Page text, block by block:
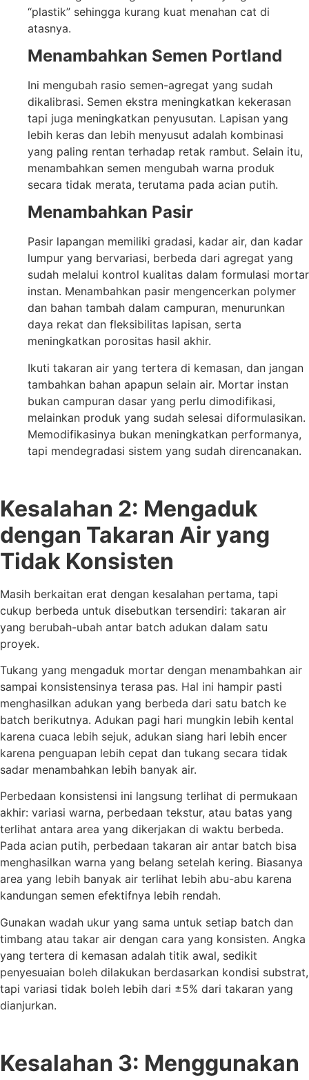
“plastik” sehingga kurang kuat menahan cat di
atasnya.
Menambahkan Semen Portland
Ini mengubah rasio semen-agregat yang sudah
dikalibrasi. Semen ekstra meningkatkan kekerasan
tapi juga meningkatkan penyusutan. Lapisan yang
lebih keras dan lebih menyusut adalah kombinasi
yang paling rentan terhadap retak rambut. Selain itu,
menambahkan semen mengubah warna produk
secara tidak merata, terutama pada acian putih.
Menambahkan Pasir
Pasir lapangan memiliki gradasi, kadar air, dan kadar
lumpur yang bervariasi, berbeda dari agregat yang
sudah melalui kontrol kualitas dalam formulasi mortar
instan. Menambahkan pasir mengencerkan polymer
dan bahan tambah dalam campuran, menurunkan
daya rekat dan fleksibilitas lapisan, serta
meningkatkan porositas hasil akhir.
Ikuti takaran air yang tertera di kemasan, dan jangan
tambahkan bahan apapun selain air. Mortar instan
bukan campuran dasar yang perlu dimodifikasi,
melainkan produk yang sudah selesai diformulasikan.
Memodifikasinya bukan meningkatkan performanya,
tapi mendegradasi sistem yang sudah direncanakan.
Kesalahan 2: Mengaduk
dengan Takaran Air yang
Tidak Konsisten
Masih berkaitan erat dengan kesalahan pertama, tapi
cukup berbeda untuk disebutkan tersendiri: takaran air
yang berubah-ubah antar batch adukan dalam satu
proyek.
Tukang yang mengaduk mortar dengan menambahkan air
sampai konsistensinya terasa pas. Hal ini hampir pasti
menghasilkan adukan yang berbeda dari satu batch ke
batch berikutnya. Adukan pagi hari mungkin lebih kental
karena cuaca lebih sejuk, adukan siang hari lebih encer
karena penguapan lebih cepat dan tukang secara tidak
sadar menambahkan lebih banyak air.
Perbedaan konsistensi ini langsung terlihat di permukaan
akhir: variasi warna, perbedaan tekstur, atau batas yang
terlihat antara area yang dikerjakan di waktu berbeda.
Pada acian putih, perbedaan takaran air antar batch bisa
menghasilkan warna yang belang setelah kering. Biasanya
area yang lebih banyak air terlihat lebih abu-abu karena
kandungan semen efektifnya lebih rendah.
Gunakan wadah ukur yang sama untuk setiap batch dan
timbang atau takar air dengan cara yang konsisten. Angka
yang tertera di kemasan adalah titik awal, sedikit
penyesuaian boleh dilakukan berdasarkan kondisi substrat,
tapi variasi tidak boleh lebih dari ±5% dari takaran yang
dianjurkan.
Kesalahan 3: Menggunakan